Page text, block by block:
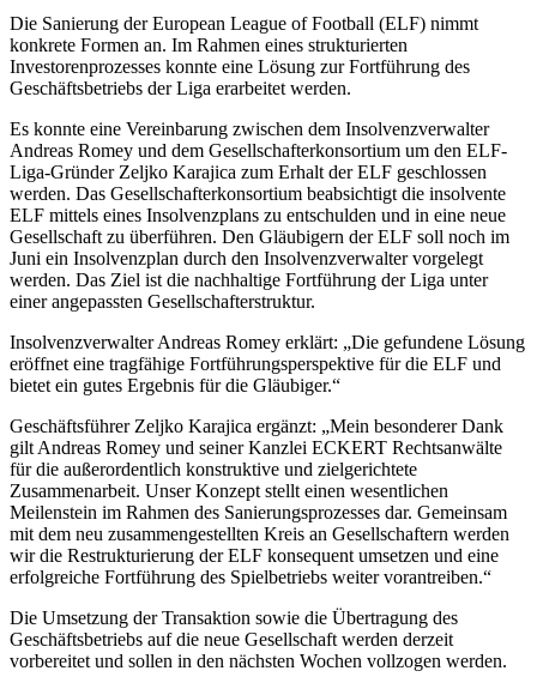
Die Sanierung der European League of Football (ELF) nimmt
konkrete Formen an. Im Rahmen eines strukturierten
Investorenprozesses konnte eine Lösung zur Fortführung des
Geschäftsbetriebs der Liga erarbeitet werden.
Es konnte eine Vereinbarung zwischen dem Insolvenzverwalter
Andreas Romey und dem Gesellschafterkonsortium um den ELF-
Liga-Gründer Zeljko Karajica zum Erhalt der ELF geschlossen
werden. Das Gesellschafterkonsortium beabsichtigt die insolvente
ELF mittels eines Insolvenzplans zu entschulden und in eine neue
Gesellschaft zu überführen. Den Gläubigern der ELF soll noch im
Juni ein Insolvenzplan durch den Insolvenzverwalter vorgelegt
werden. Das Ziel ist die nachhaltige Fortführung der Liga unter
einer angepassten Gesellschafterstruktur.
Insolvenzverwalter Andreas Romey erklärt: „Die gefundene Lösung
eröffnet eine tragfähige Fortführungsperspektive für die ELF und
bietet ein gutes Ergebnis für die Gläubiger.“
Geschäftsführer Zeljko Karajica ergänzt: „Mein besonderer Dank
gilt Andreas Romey und seiner Kanzlei ECKERT Rechtsanwälte
für die außerordentlich konstruktive und zielgerichtete
Zusammenarbeit. Unser Konzept stellt einen wesentlichen
Meilenstein im Rahmen des Sanierungsprozesses dar. Gemeinsam
mit dem neu zusammengestellten Kreis an Gesellschaftern werden
wir die Restrukturierung der ELF konsequent umsetzen und eine
erfolgreiche Fortführung des Spielbetriebs weiter vorantreiben.“
Die Umsetzung der Transaktion sowie die Übertragung des
Geschäftsbetriebs auf die neue Gesellschaft werden derzeit
vorbereitet und sollen in den nächsten Wochen vollzogen werden.